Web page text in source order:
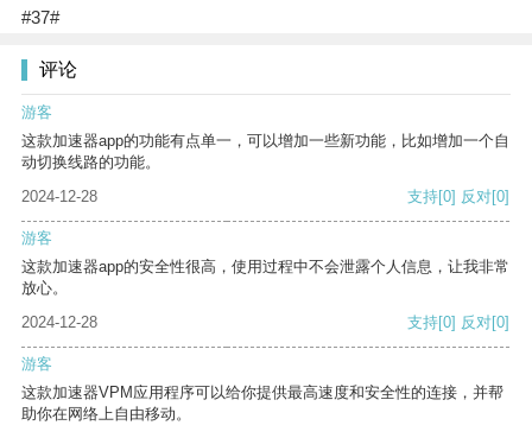
#37#
评论
游客
这款加速器app的功能有点单一，可以增加一些新功能，比如增加一个自
动切换线路的功能。
2024-12-28
支持[0] 反对[0]
游客
这款加速器app的安全性很高，使用过程中不会泄露个人信息，让我非常
放心。
2024-12-28
支持[0] 反对[0]
游客
这款加速器VPM应用程序可以给你提供最高速度和安全性的连接，并帮
助你在网络上自由移动。